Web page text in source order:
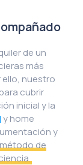
de un
más
nuestro
cubrir
inicial y la
y home
y
de